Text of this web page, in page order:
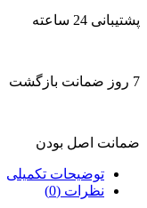
پشتیبانی 24 ساعته
7 روز ضمانت بازگشت
ضمانت اصل بودن
توضیحات تکمیلی
نظرات (0)